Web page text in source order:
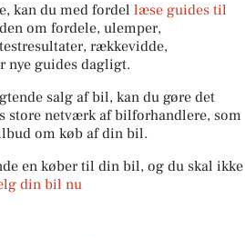
kan du med fordel læse guides til
om fordele, ulemper,
rækkevidde,
nye guides dagligt.
salg af bil, kan du gøre det
store netværk af bilforhandlere, som
om køb af din bil.
en køber til din bil, og du skal ikke
din bil nu